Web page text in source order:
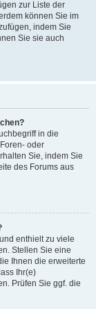
zur Liste der
können Sie im
indem Sie
Sie sie auch
in die
oder
Sie, indem Sie
des Forums aus
enthielt zu viele
Stellen Sie eine
Ihnen die erweiterte
Ihr(e)
Prüfen Sie ggf. die